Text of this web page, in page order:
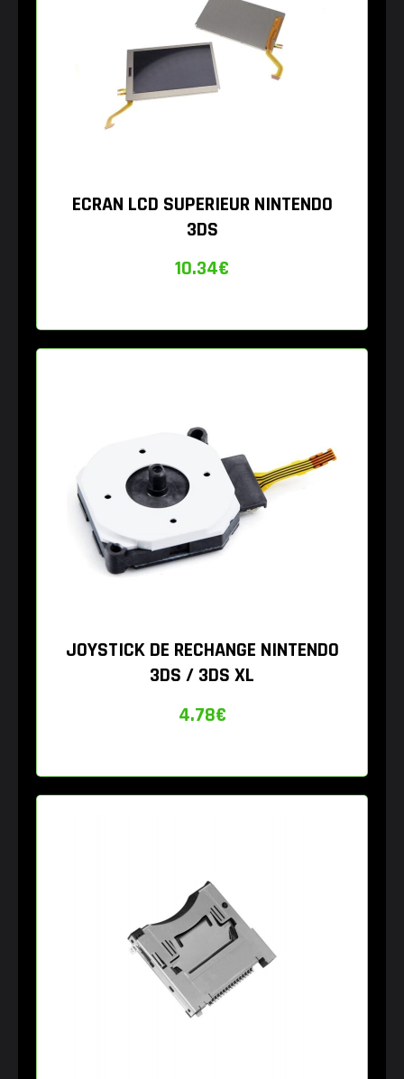
ECRAN LCD SUPERIEUR NINTENDO
3DS
10.34€
JOYSTICK DE RECHANGE NINTENDO
3DS / 3DS XL
4.78€